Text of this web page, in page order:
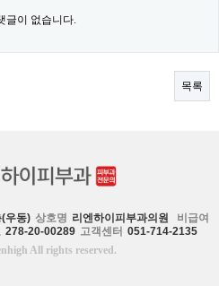
글이 없습니다.
목록
우동) 상호명 리엔하이피부과의원
비급여
278-20-00289 고객센터 051-714-2135
All rights reserved.